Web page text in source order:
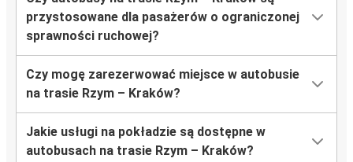
przystosowane dla pasażerów o ograniczonej
sprawności ruchowej?
Czy mogę zarezerwować miejsce w autobusie
na trasie Rzym – Kraków?
Jakie usługi na pokładzie są dostępne w
autobusach na trasie Rzym – Kraków?